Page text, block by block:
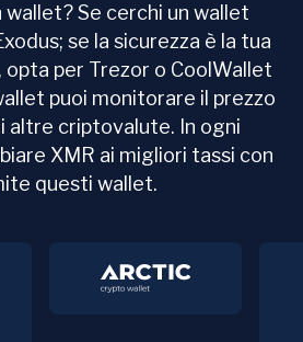
wallet? Se cerchi un wallet
se la sicurezza è la tua
opta per Trezor o CoolWallet
puoi monitorare il prezzo
altre criptovalute. In ogni
XMR ai migliori tassi con
questi wallet.